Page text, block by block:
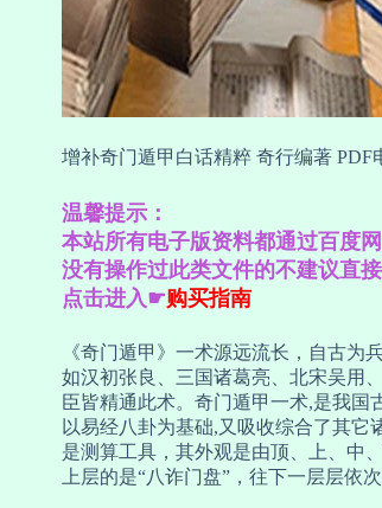
增补奇门遁甲白话精粹 奇行编著 PDF
温馨提示：
本站所有电子版资料都通过百度网
没有操作过此类文件的不建议直接
点击进入☛购买指南
《奇门遁甲》一术源远流长，自古为
如汉初张良、三国诸葛亮、北宋吴用
臣皆精通此术。奇门遁甲一术,是我国
以易经八卦为基础,又吸收综合了其
是测算工具，其外观是由顶、上、中
上层的是“八诈门盘”，往下一层层依